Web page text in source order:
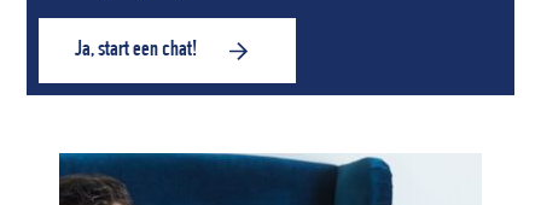
Ja, start een chat!